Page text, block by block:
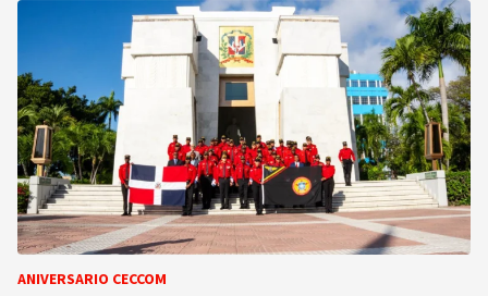
ANIVERSARIO CECCOM